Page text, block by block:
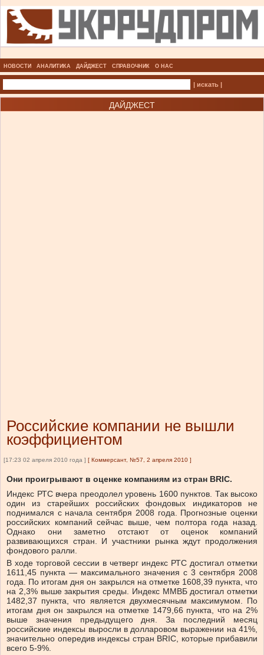
НОВОСТИ АНАЛИТИКА ДАЙДЖЕСТ СПРАВОЧНИК О НАС
| искать |
ДАЙДЖЕСТ
Российские компании не вышли
коэффициентом
[17:23 02 апреля 2010 года ] [ Коммерсант, №57, 2 апреля 2010 ]
Они проигрывают в оценке компаниям из стран BRIC.
Индекс РТС вчера преодолел уровень 1600 пунктов. Так высоко
один из старейших российских фондовых индикаторов не
поднимался с начала сентября 2008 года. Прогнозные оценки
российских компаний сейчас выше, чем полтора года назад.
Однако они заметно отстают от оценок компаний
развивающихся стран. И участники рынка ждут продолжения
фондового ралли.
В ходе торговой сессии в четверг индекс РТС достигал отметки
1611,45 пункта — максимального значения с 3 сентября 2008
года. По итогам дня он закрылся на отметке 1608,39 пункта, что
на 2,3% выше закрытия среды. Индекс ММВБ достигал отметки
1482,37 пункта, что является двухмесячным максимумом. По
итогам дня он закрылся на отметке 1479,66 пункта, что на 2%
выше значения предыдущего дня. За последний месяц
российские индексы выросли в долларовом выражении на 41%,
значительно опередив индексы стран BRIC, которые прибавили
всего 5-9%.